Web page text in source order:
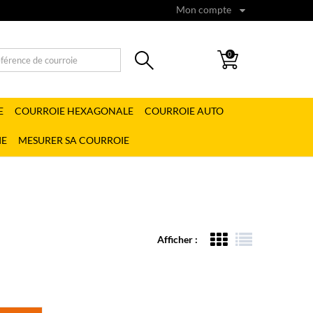
Mon compte
0
COURROIE HEXAGONALE COURROIE AUTO
MESURER SA COURROIE
Afficher :